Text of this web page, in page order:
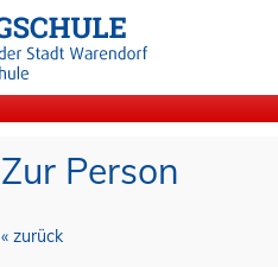
Zur Person
« zurück